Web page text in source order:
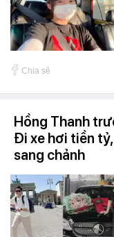
Chia sẻ
Hồng Thanh
Đi xe hơi tiền
sang chảnh